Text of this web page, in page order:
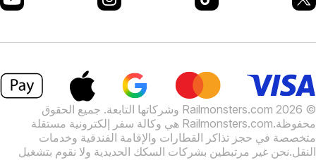
© 2026 Railmonsters.com وشركاتها التابعة. جميع الحقوق
Railmonsters.com هي وكالة سفر إلكترونية مستقلة
في حجز تذاكر القطارات والإقامة الفندقية وخدمات
نحن غير مرتبطين بشركات السكك الحديدية ولا نقوم بتشغيل